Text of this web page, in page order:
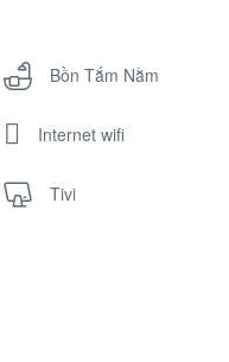
Bồn Tắm Nằm
Internet wifi
Tivi